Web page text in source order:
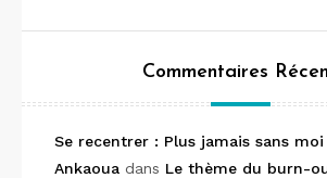
Commentaires
Se recentrer : Plus jamais sans
Ankaoua dans Le thème du burn-